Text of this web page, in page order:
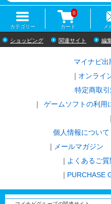
カテゴリー カート
0
メ
ショッピング 関連サイト 編
マイナビ出
オンライ
特定商取
ゲームソフトの利用
｜
個人情報について
メールマガジン
よくあるご質
PURCHASE